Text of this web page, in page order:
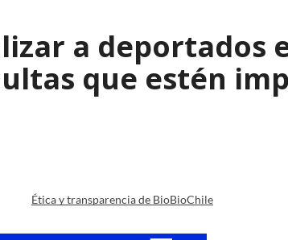
a deportados
que estén
Ética y transparencia de BioBioChile